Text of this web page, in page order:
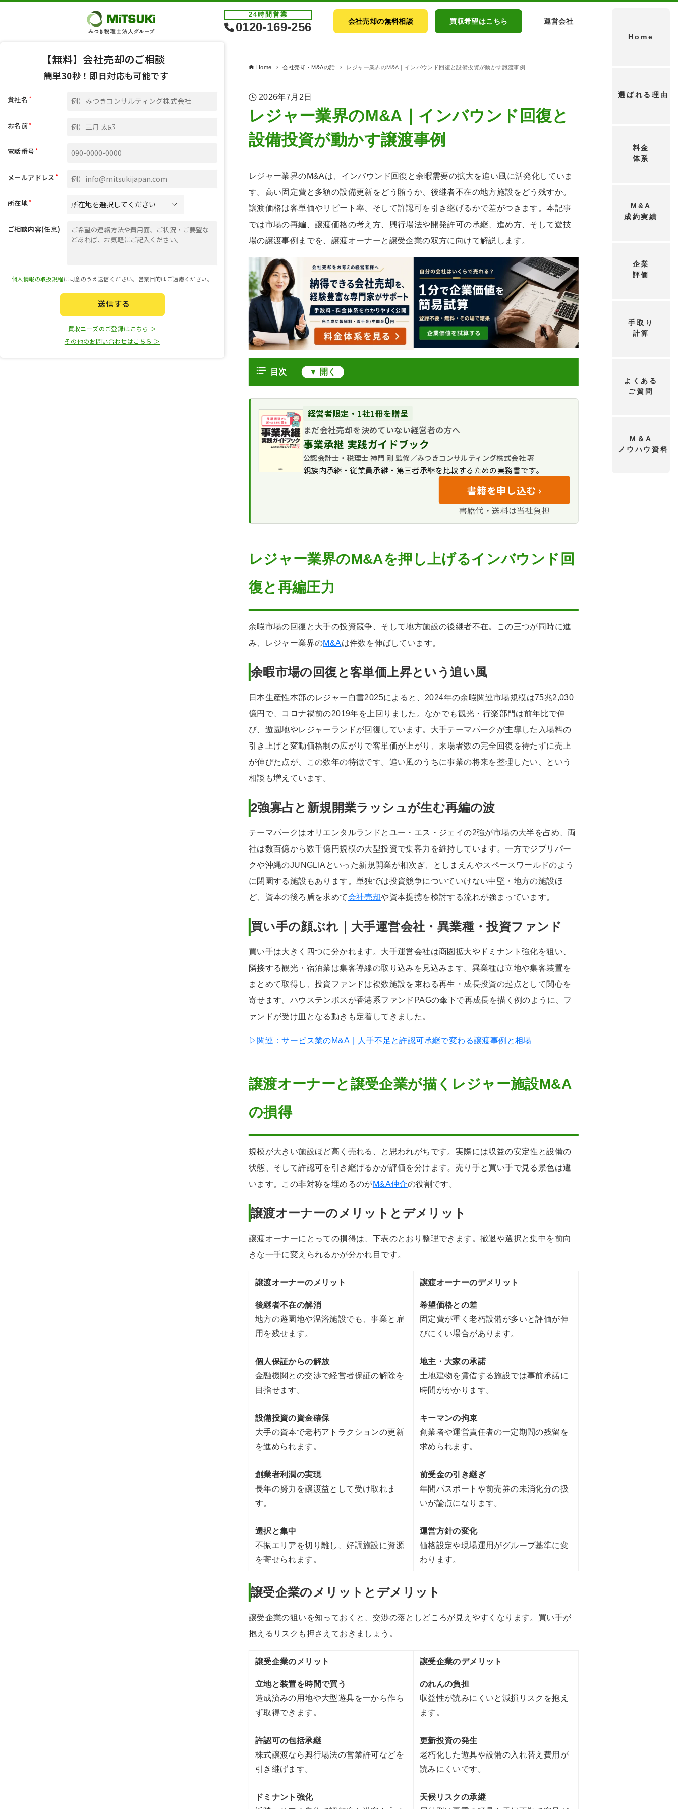
24時間 営業
0120-169-256 会社売却の無料相談 買収希望はこちら
運営会社
Home
選ばれる理由
料金
体系
M&A
成約実績
企業
評価
手取り
計算
よくある
ご質問
M＆A
ノウハウ資料
Home 会社売却・M&Aの話 レジャー業界のM&A｜インバウンド回復と設備投資が動かす譲渡事例
2026年7月2日
レジャー業界のM&A｜インバウンド回復と
設備投資が動かす譲渡事例
レジャー業界のM&Aは、インバウンド回復と余暇需要の拡大を追い風に活発化していま
す。高い固定費と多額の設備更新をどう賄うか、後継者不在の地方施設をどう残すか。
譲渡価格は客単価やリピート率、そして許認可を引き継げるかで差がつきます。本記事
では市場の再編、譲渡価格の考え方、興行場法や開発許可の承継、進め方、そして遊技
場の譲渡事例までを、譲渡オーナーと譲受企業の双方に向けて解説します。
目次
買い手の顔ぶれ｜大手運営会社・異業種・投資ファン
ド
譲渡オーナーと譲受企業が描くレジャー施設M&Aの損得
譲渡オーナーのメリットとデメリット
譲受企業のメリットとデメリット
レジャー施設の譲渡価格を形づくる客単価と固定費構造
中小レジャー事業で使われる年買法の考え方
譲渡価格を押し上げる集客KPIと客単価
開発許可・興行場法・設備更新が絡むレジャー施設M&Aの重い論点
施設の許認可と法定検査の承継
大型設備の更新負担と減価償却の実態
レジャー施設のM&Aで踏む実務プロセス
選択と集中で関東エリアの遊技場譲渡を実現した事例
みつきコンサルティングがレジャー業界のM&Aで支持される理由
税理士法人グループならではの財務・税務の裏付け
レジャー施設の商流と許認可への理解
経営者限定・1社1冊を贈呈
まだ会社売却を決めていない経営者の方へ
事業承継 実践ガイドブック
公認会計士・税理士 神門 剛 監修／みつきコンサルティング株式会社 著
親族内承継・従業員承継・第三者承継を比較するための実務書です。
書籍を申し込む ›
書籍代・送料は当社負担
レジャー業界のM&Aを押し上げるインバウンド回
復と再編圧力
余暇市場の回復と大手の投資競争、そして地方施設の後継者不在。この三つが同時に進
み、レジャー業界のM&Aは件数を伸ばしています。
余暇市場の回復と客単価上昇という追い風
日本生産性本部のレジャー白書2025によると、2024年の余暇関連市場規模は75兆2,030
億円で、コロナ禍前の2019年を上回りました。なかでも観光・行楽部門は前年比で伸
び、遊園地やレジャーランドが回復しています。大手テーマパークが主導した入場料の
引き上げと変動価格制の広がりで客単価が上がり、来場者数の完全回復を待たずに売上
が伸びた点が、この数年の特徴です。追い風のうちに事業の将来を整理したい、という
相談も増えています。
2強寡占と新規開業ラッシュが生む再編の波
テーマパークはオリエンタルランドとユー・エス・ジェイの2強が市場の大半を占め、両
社は数百億から数千億円規模の大型投資で集客力を維持しています。一方でジブリパー
クや沖縄のJUNGLIAといった新規開業が相次ぎ、としまえんやスペースワールドのよう
に閉園する施設もあります。単独では投資競争についていけない中堅・地方の施設ほ
ど、資本の後ろ盾を求めて会社売却や資本提携を検討する流れが強まっています。
買い手の顔ぶれ｜大手運営会社・異業種・投資ファンド
買い手は大きく四つに分かれます。大手運営会社は商圏拡大やドミナント強化を狙い、
隣接する観光・宿泊業は集客導線の取り込みを見込みます。異業種は立地や集客装置を
まとめて取得し、投資ファンドは複数施設を束ねる再生・成長投資の起点として関心を
寄せます。ハウステンボスが香港系ファンドPAGの傘下で再成長を描く例のように、フ
ァンドが受け皿となる動きも定着してきました。
▷関連：サービス業のM&A｜人手不足と許認可承継で変わる譲渡事例と相場
譲渡オーナーと譲受企業が描くレジャー施設M&A
の損得
規模が大きい施設ほど高く売れる、と思われがちです。実際には収益の安定性と設備の
状態、そして許認可を引き継げるかが評価を分けます。売り手と買い手で見る景色は違
います。この非対称を埋めるのがM&A仲介の役割です。
譲渡オーナーのメリットとデメリット
譲渡オーナーにとっての損得は、下表のとおり整理できます。撤退や選択と集中を前向
きな一手に変えられるかが分かれ目です。
譲渡オーナーのメリット 譲渡オーナーのデメリット
後継者不在の解消
地方の遊園地や温浴施設でも、事業と雇
用を残せます。
個人保証からの解放
金融機関との交渉で経営者保証の解除を
目指せます。
設備投資の資金確保
大手の資本で老朽アトラクションの更新
を進められます。
創業者利潤の実現
長年の努力を譲渡益として受け取れま
す。
選択と集中
不振エリアを切り離し、好調施設に資源
を寄せられます。
希望価格との差
固定費が重く老朽設備が多いと評価が伸
びにくい場合があります。
地主・大家の承諾
土地建物を賃借する施設では事前承諾に
時間がかかります。
キーマンの拘束
創業者や運営責任者の一定期間の残留を
求められます。
前受金の引き継ぎ
年間パスポートや前売券の未消化分の扱
いが論点になります。
運営方針の変化
価格設定や現場運用がグループ基準に変
わります。
譲受企業のメリットとデメリット
譲受企業の狙いを知っておくと、交渉の落としどころが見えやすくなります。買い手が
抱えるリスクも押さえておきましょう。
譲受企業のメリット 譲受企業のデメリット
立地と装置を時間で買う
造成済みの用地や大型遊具を一から作ら
ず取得できます。
許認可の包括承継
株式譲渡なら興行場法の営業許可などを
引き継げます。
ドミナント強化
のれんの負担
収益性が読みにくいと減損リスクを抱え
ます。
更新投資の発生
老朽化した遊具や設備の入れ替え費用が
読みにくいです。
天候リスクの承継
【無料】会社売却のご相談
簡単30秒！即日対応も可能です
貴社名 *
お名前*
電話番号 *
メールアドレス *
所在地*
ご相談内容(任意)
個人情報の取扱規程に同意のうえ送信ください。営業目的はご遠慮ください。
送信する
買収ニーズのご登録はこちら ＞
その他のお問い合わせはこちら ＞